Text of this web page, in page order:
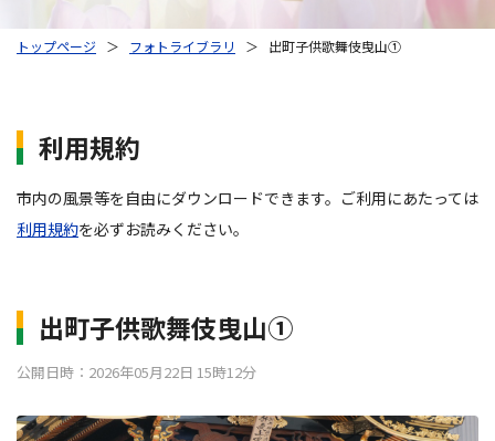
トップページ ＞ フォトライブラリ ＞ 出町子供歌舞伎曳山①
利用規約
市内の風景等を自由にダウンロードできます。ご利用にあたっては
利用規約を必ずお読みください。
出町子供歌舞伎曳山①
公開日時：2026年05月22日 15時12分